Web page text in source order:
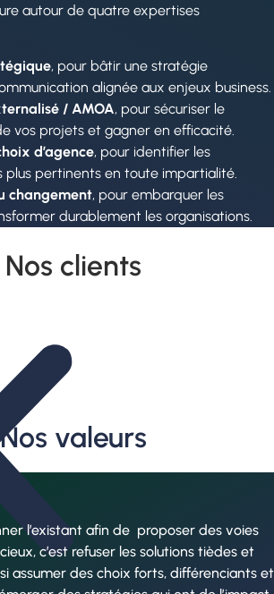
autour de quatre expertises
, pour bâtir une stratégie
alignée aux enjeux business.
/ AMOA, pour sécuriser le
vos projets et gagner en efficacité.
d’agence, pour identifier les
plus pertinents en toute impartialité.
changement, pour embarquer les
durablement les organisations.
Nos clients
Nos valeurs
l’existant afin de proposer des voies
c’est refuser les solutions tièdes et
assumer des choix forts, différenciants et